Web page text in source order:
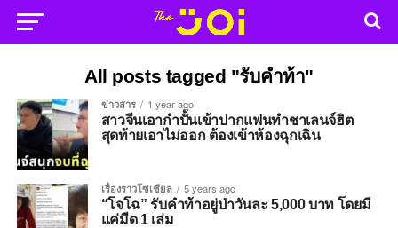
All posts tagged "รับคำท้า"
ข่าวสาร 1 year ago
สาวจีนเอากำปั้นเข้าปากแฟนทำชาเลนจ์ฮิต
สุดท้ายเอาไม่ออก ต้องเข้าห้องฉุกเฉิน
เรื่องราวโซเชียล 5 years ago
“โจโฉ” รับคำท้าอยู่ป่าวันละ 5,000 บาท โดยมี
แค่มีด 1 เล่ม